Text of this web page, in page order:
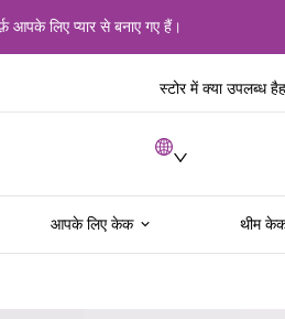
आपके लिए प्यार से बनाए गए हैं।
स्टोर में क्या उपलब्ध है
आपके लिए केक थीम